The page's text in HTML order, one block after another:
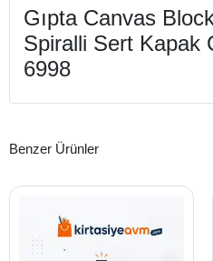
Gıpta Canvas
Spiralli Sert Kapak
6998
Benzer Ürünler